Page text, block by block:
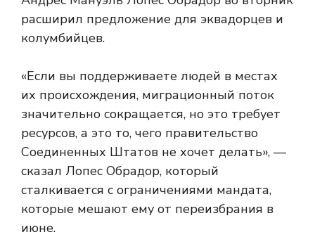
расширил предложение для эквадорцев и
колумбийцев.
«Если вы поддерживаете людей в местах
их происхождения, миграционный поток
значительно сокращается, но это требует
ресурсов, а это то, чего правительство
Соединенных Штатов не хочет делать», —
сказал Лопес Обрадор, который
сталкивается с ограничениями мандата,
которые мешают ему от переизбрания в
июне.